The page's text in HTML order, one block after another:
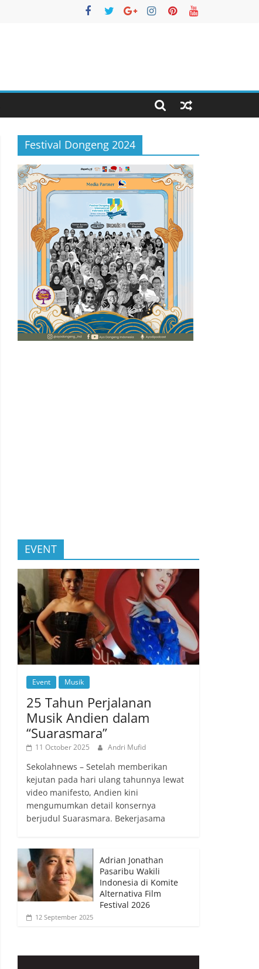
Festival Dongeng 2024
EVENT
Event Musik
25 Tahun Perjalanan
Musik Andien dalam
“Suarasmara”
11 October 2025 Andri Mufid
Sekolahnews – Setelah memberikan
kejutan pada hari ulang tahunnya lewat
video manifesto, Andien kini
mengumumkan detail konsernya
berjudul Suarasmara. Bekerjasama
Adrian Jonathan
Pasaribu Wakili
Indonesia di Komite
Alternativa Film
Festival 2026
12 September 2025